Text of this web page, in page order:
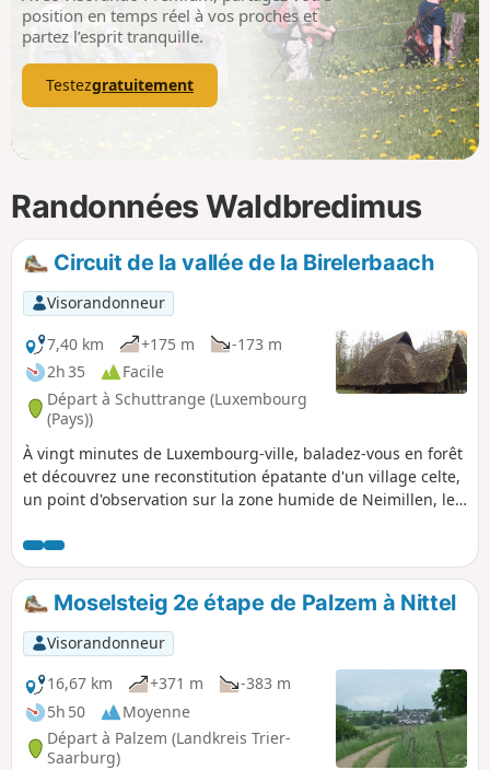
p
position en temps réel à vos proches et
partez l’esprit tranquille.
Testezgratuitement
Randonnées Waldbredimus
Circuit de la vallée de la Birelerbaach
Visorandonneur
7,40 km
+175 m
-173 m
2h 35
Facile
Départ à Schuttrange (Luxembourg
(Pays))
À vingt minutes de Luxembourg-ville, baladez-vous en forêt
et découvrez une reconstitution épatante d'un village celte,
un point d'observation sur la zone humide de Neimillen, le
Moselsteig 2e étape de Palzem à Nittel
Visorandonneur
16,67 km
+371 m
-383 m
5h 50
Moyenne
Départ à Palzem (Landkreis Trier-
Saarburg)